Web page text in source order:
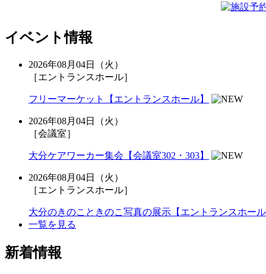
イベント情報
2026年08月04日（火）
［エントランスホール］
フリーマーケット【エントランスホール】
2026年08月04日（火）
［会議室］
大分ケアワーカー集会【会議室302・303】
2026年08月04日（火）
［エントランスホール］
大分のきのこときのこ写真の展示【エントランスホー
一覧を見る
新着情報